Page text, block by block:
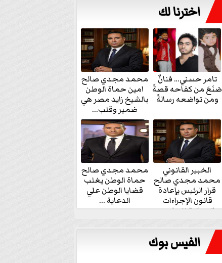
اخترنا لك
تامر حسني… فنانٌ
صَنَعَ من كفاحه قصةً
ومن تواضعه رسالةً
محمد مجدي صالح
امين حماة الوطن
بالشيخ زايد مصر هي
ضمير وقلب...
الخبير القانوني
محمد مجدي صالح
قرار الرئيس بإعادة
قانون الإجراءات
الجنائية للنواب...
محمد مجدي صالح
حماة الوطن يغلب
قضايا الوطن علي
الدعاية ...
الفيس بوك